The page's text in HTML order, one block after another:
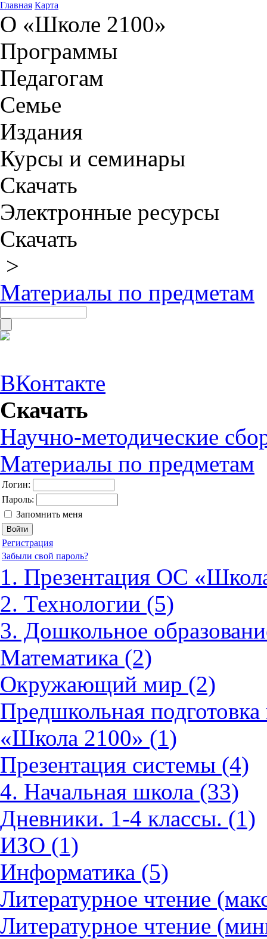
Главная Карта
О «Школе 2100»
Программы
Педагогам
Семье
Издания
Курсы и семинары
Скачать
Электронные ресурсы
Скачать
>
Материалы по предметам
ВКонтакте
Скачать
Научно-методические
Материалы по предметам
Логин:
Пароль:
Запомнить меня
Регистрация
Забыли свой пароль?
1. Презентация ОС
2. Технологии (5)
3. Дошкольное
Математика (2)
Окружающий мир (2)
Предшкольная
«Школа 2100» (1)
Презентация системы (4)
4. Начальная школа (33)
Дневники. 1-4 классы. (1)
ИЗО (1)
Информатика (5)
Литературное чтение
Литературное чтение